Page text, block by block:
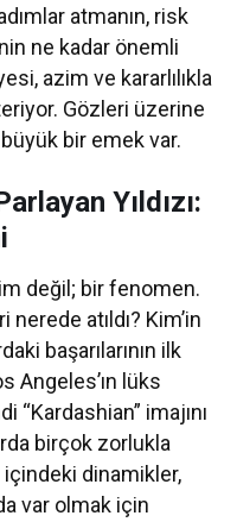
atmanın, risk
ne kadar önemli
azim ve kararlılıkla
Gözleri üzerine
bir emek var.
Yıldızı:
değil; bir fenomen.
atıldı? Kim’in
başarılarının ilk
Angeles’ın lüks
“Kardashian” imajını
birçok zorlukla
dinamikler,
var olmak için